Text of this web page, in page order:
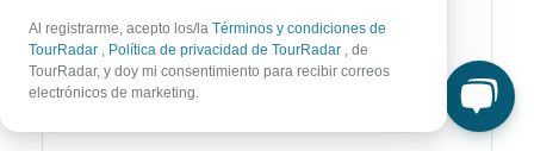
Australia / Oceanía
Europa
Al registrarme, acepto los/la Términos y condiciones de
TourRadar , Política de privacidad de TourRadar , de
TourRadar, y doy mi consentimiento para recibir correos
electrónicos de marketing.